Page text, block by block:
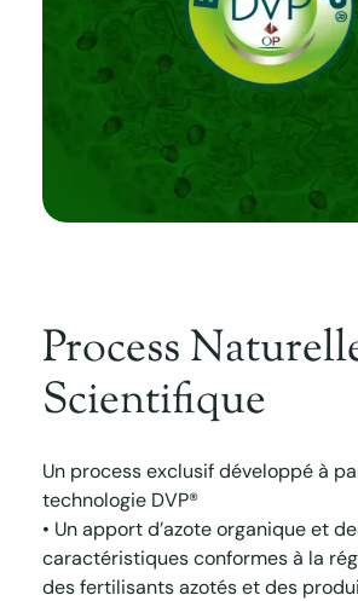
Process
Scientifique
Un process exclusif développé à
technologie DVP®
• Un apport d’azote organique et
caractéristiques conformes à la
des fertilisants azotés et des